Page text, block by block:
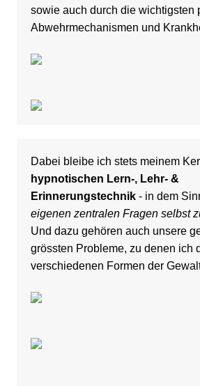
sowie auch durch die wichtigsten
Abwehrmechanismen und
Dabei bleibe ich stets meinem
hypnotischen Lern-, Lehr- &
Erinnerungstechnik- in dem
eigenen zentralen Fragen selbst
Und dazu gehören auch unsere
grössten Probleme, zu denen ich
verschiedenen Formen der